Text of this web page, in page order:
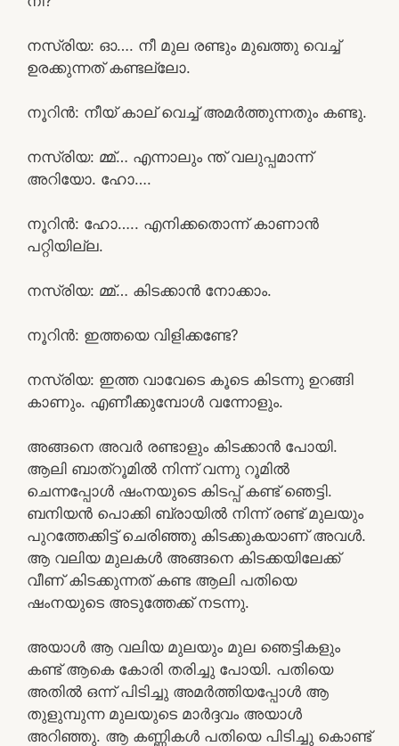
നസ്രിയ: ഓ…. നീ മുല രണ്ടും മുഖത്തു വെച്ച്
ഉരക്കുന്നത് കണ്ടല്ലോ.
നൂറിൻ: നീയ് കാല് വെച്ച് അമർത്തുന്നതും കണ്ടു.
നസ്രിയ: മ്മ്… എന്നാലും ന്ത്‌ വലുപ്പമാന്ന്
അറിയോ. ഹോ….
നൂറിൻ: ഹോ….. എനിക്കതൊന്ന് കാണാൻ
പറ്റിയില്ല.
നസ്രിയ: മ്മ്… കിടക്കാൻ നോക്കാം.
നൂറിൻ: ഇത്തയെ വിളിക്കണ്ടേ?
നസ്രിയ: ഇത്ത വാവേടെ കൂടെ കിടന്നു ഉറങ്ങി
കാണും. എണീക്കുമ്പോൾ വന്നോളും.
അങ്ങനെ അവർ രണ്ടാളും കിടക്കാൻ പോയി.
ആലി ബാത്‌റൂമിൽ നിന്ന് വന്നു റൂമിൽ
ചെന്നപ്പോൾ ഷംനയുടെ കിടപ്പ് കണ്ട് ഞെട്ടി.
ബനിയൻ പൊക്കി ബ്രായിൽ നിന്ന് രണ്ട് മുലയും
പുറത്തേക്കിട്ട് ചെരിഞ്ഞു കിടക്കുകയാണ് അവൾ.
ആ വലിയ മുലകൾ അങ്ങനെ കിടക്കയിലേക്ക്
വീണ് കിടക്കുന്നത് കണ്ട ആലി പതിയെ
ഷംനയുടെ അടുത്തേക്ക് നടന്നു.
അയാൾ ആ വലിയ മുലയും മുല ഞെട്ടികളും
കണ്ട് ആകെ കോരി തരിച്ചു പോയി. പതിയെ
അതിൽ ഒന്ന് പിടിച്ചു അമർത്തിയപ്പോൾ ആ
തുളുമ്പുന്ന മുലയുടെ മാർദ്ദവം അയാൾ
അറിഞ്ഞു. ആ കണ്ണികൾ പതിയെ പിടിച്ചു കൊണ്ട്